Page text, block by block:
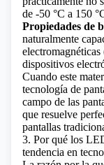
de -50 °C a 150
Propiedades de
naturalmente
dispositivos
Cuando este
tecnología de
campo de las
que resuelve
pantallas
3. Por qué los
tendencia en